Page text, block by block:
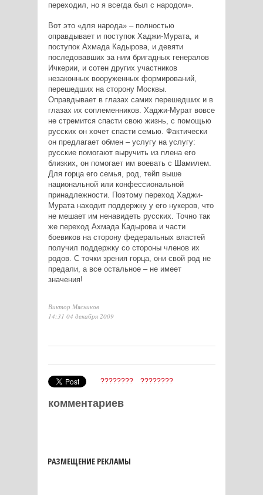
переходил, но я всегда был с народом».
Вот это «для народа» – полностью
оправдывает и поступок Хаджи-Мурата, и
поступок Ахмада Кадырова, и девяти
последовавших за ним бригадных генералов
Ичкерии, и сотен других участников
незаконных вооруженных формирований,
перешедших на сторону Москвы.
Оправдывает в глазах самих перешедших и в
глазах их соплеменников. Хаджи-Мурат вовсе
не стремится спасти свою жизнь, с помощью
русских он хочет спасти семью. Фактически
он предлагает обмен – услугу на услугу:
русские помогают выручить из плена его
близких, он помогает им воевать с Шамилем.
Для горца его семья, род, тейп выше
национальной или конфессиональной
принадлежности. Поэтому переход Хаджи-
Мурата находит поддержку у его нукеров, что
не мешает им ненавидеть русских. Точно так
же переход Ахмада Кадырова и части
боевиков на сторону федеральных властей
получил поддержку со стороны членов их
родов. С точки зрения горца, они свой род не
предали, а все остальное – не имеет
значения!
Виктор Мясников
14:31 04 декабря 2009
???????? ????????
комментариев
РАЗМЕЩЕНИЕ РЕКЛАМЫ